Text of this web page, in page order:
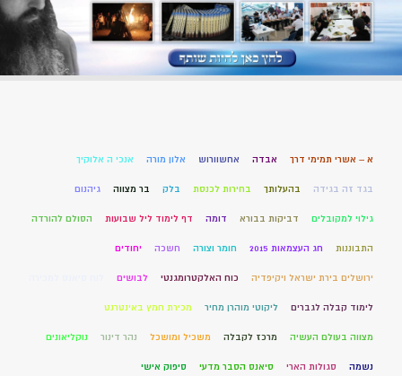
א – אשרי תמימי דרך אבדה אחשוורוש אלון מורה אנכי ה אלוקיך
בגד זה בגידה בהעלותך בחירות לכנסת בלק בר מצווה גיהנום
גילוי למקובלים דביקות בבורא דומה דף לימוד ליל שבועות הסולם להורדה
התבוננות חג העצמאות 2015 חומר וצורה חשכה יחודים
ירושלים בירת ישראל ויקיפדיה כוח האלקטרומגנטי לבושים
לימוד קבלה לגברים ליקוטי מוהרן מחיר מכירת חמץ באינטרנט
מצווה בעולם העשיה מרכז לקבלה משכיל ומושכל נהר דינור נוקליאונים
נשמה סגולות הארי סיאנס הסבר מדעי סיפוק אישי